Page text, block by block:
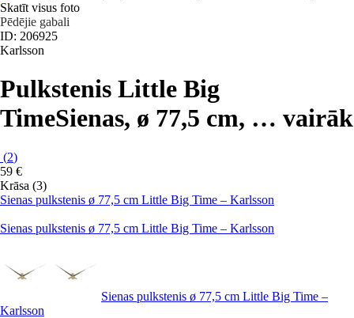
Skatīt visus foto
Pēdējie gabali
ID: 206925
Karlsson
Pulkstenis Little Big
TimeSienas, ø 77,5 cm, … vairāk
(2)
59 €
Krāsa (3)
Sienas pulkstenis ø 77,5 cm Little Big Time – Karlsson
Sienas pulkstenis ø 77,5 cm Little Big Time – Karlsson
Sienas pulkstenis ø 77,5 cm Little Big Time –
Karlsson